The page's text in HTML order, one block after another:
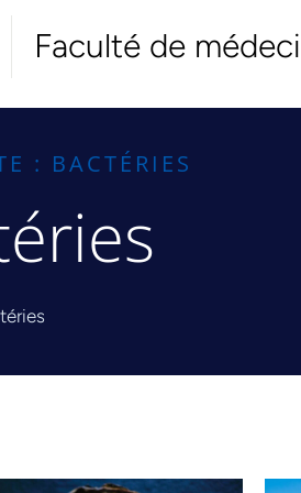
Faculté de
: BACTÉRIES